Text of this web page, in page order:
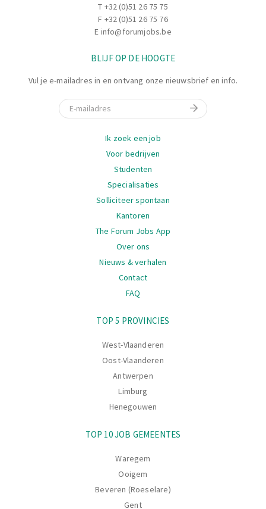
T +32 (0)51 26 75 75
F +32 (0)51 26 75 76
E info@forumjobs.be
BLIJF OP DE HOOGTE
Vul je e-mailadres in en ontvang onze nieuwsbrief en info.
E-mail
Ik zoek een job
Voor bedrijven
Studenten
Specialisaties
Solliciteer spontaan
Kantoren
The Forum Jobs App
Over ons
Nieuws & verhalen
Contact
FAQ
TOP 5 PROVINCIES
West-Vlaanderen
Oost-Vlaanderen
Antwerpen
Limburg
Henegouwen
TOP 10 JOB GEMEENTES
Waregem
Ooigem
Beveren (Roeselare)
Gent